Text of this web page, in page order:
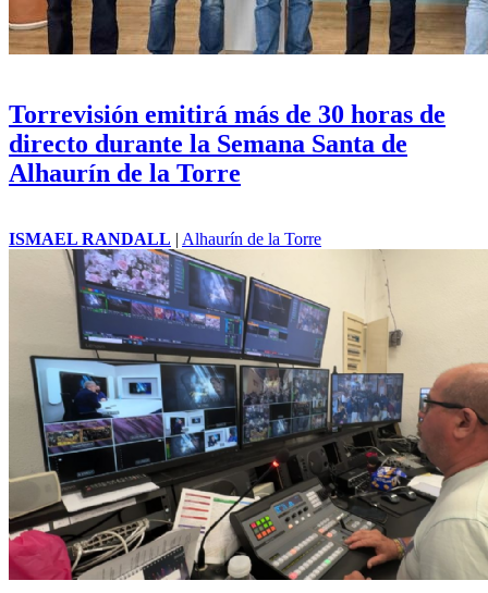
Torrevisión emitirá más de 30 horas de
directo durante la Semana Santa de
Alhaurín de la Torre
ISMAEL RANDALL | Alhaurín de la Torre